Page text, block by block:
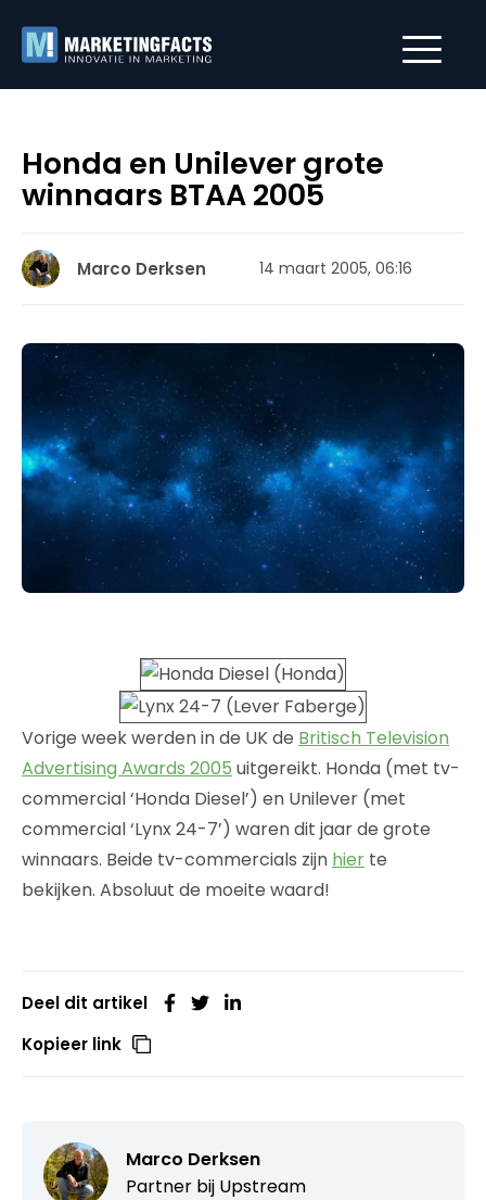
Honda en Unilever grote
winnaars BTAA 2005
Marco Derksen 14 maart 2005, 06:16
Vorige week werden in de UK de Britisch Television
Advertising Awards 2005 uitgereikt. Honda (met tv-
commercial ‘Honda Diesel’) en Unilever (met
commercial ‘Lynx 24-7’) waren dit jaar de grote
winnaars. Beide tv-commercials zijn hier te
bekijken. Absoluut de moeite waard!
Deel dit artikel
Kopieer link
Marco Derksen
Partner bij Upstream